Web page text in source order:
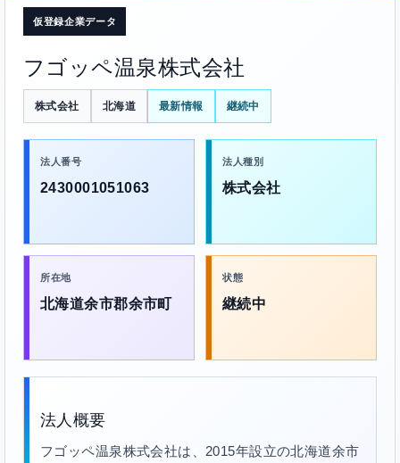
仮登録企業データ
フゴッペ温泉株式会社
株式会社 北海道 最新情報 継続中
法人番号
2430001051063
法人種別
株式会社
所在地
北海道余市郡余市町
状態
継続中
法人概要
フゴッペ温泉株式会社は、2015年設立の北海道余市